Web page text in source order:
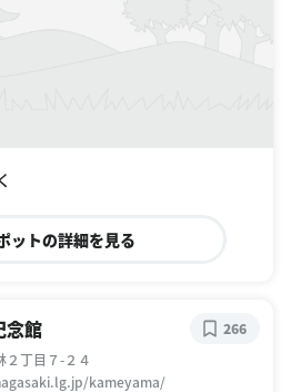
ットの詳細を見る
念館
２丁目７-２４
kameyama/
266